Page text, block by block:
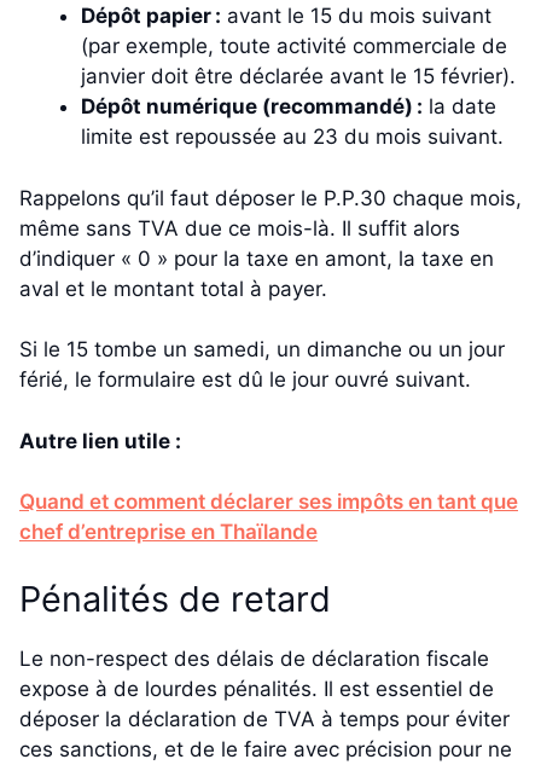
Dépôt papier : avant le 15 du mois suivant
(par exemple, toute activité commerciale de
janvier doit être déclarée avant le 15 février).
Dépôt numérique (recommandé) : la date
limite est repoussée au 23 du mois suivant.
Rappelons qu’il faut déposer le P.P.30 chaque mois,
même sans TVA due ce mois-là. Il suffit alors
d’indiquer « 0 » pour la taxe en amont, la taxe en
aval et le montant total à payer.
Si le 15 tombe un samedi, un dimanche ou un jour
férié, le formulaire est dû le jour ouvré suivant.
Autre lien utile :
Quand et comment déclarer ses impôts en tant que
chef d’entreprise en Thaïlande
Pénalités de retard
Le non-respect des délais de déclaration fiscale
expose à de lourdes pénalités. Il est essentiel de
déposer la déclaration de TVA à temps pour éviter
ces sanctions, et de le faire avec précision pour ne